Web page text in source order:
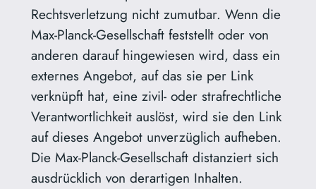
Rechtsverletzung nicht zumutbar. Wenn die
Max-Planck-Gesellschaft feststellt oder von
anderen darauf hingewiesen wird, dass ein
externes Angebot, auf das sie per Link
verknüpft hat, eine zivil- oder strafrechtliche
Verantwortlichkeit auslöst, wird sie den Link
auf dieses Angebot unverzüglich aufheben.
Die Max-Planck-Gesellschaft distanziert sich
ausdrücklich von derartigen Inhalten.